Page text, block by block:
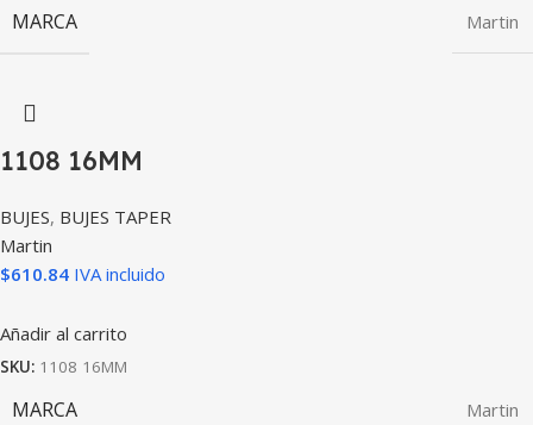
MARCA Martin
1108 16MM
BUJES, BUJES TAPER
Martin
$610.84 IVA incluido
Añadir al carrito
SKU: 1108 16MM
MARCA Martin